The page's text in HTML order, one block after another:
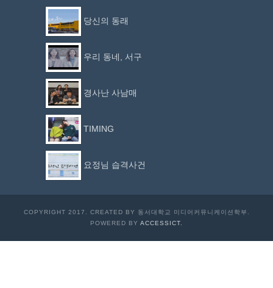
당신의 동래
우리 동네, 서구
경사난 사남매
TIMING
요정님 습격사건
COPYRIGHT 2017. CREATED BY 동서대학교 미디어커뮤니케이션학부.
POWERED BY ACCESSICT.